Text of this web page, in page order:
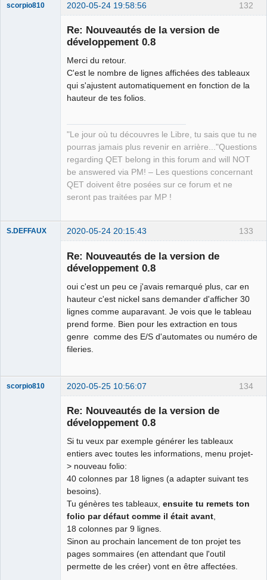
132
scorpio810 2020-05-24 19:58:56
Re: Nouveautés de la version de
développement 0.8
Merci du retour.
C'est le nombre de lignes affichées des tableaux
qui s'ajustent automatiquement en fonction de la
hauteur de tes folios.
"Le jour où tu découvres le Libre, tu sais que tu ne
pourras jamais plus revenir en arrière..."Questions
regarding QET belong in this forum and will NOT
be answered via PM! – Les questions concernant
QET doivent être posées sur ce forum et ne
seront pas traitées par MP !
133
S.DEFFAUX 2020-05-24 20:15:43
Re: Nouveautés de la version de
développement 0.8
oui c'est un peu ce j'avais remarqué plus, car en
hauteur c'est nickel sans demander d'afficher 30
lignes comme auparavant. Je vois que le tableau
prend forme. Bien pour les extraction en tous
genre comme des E/S d'automates ou numéro de
fileries.
134
scorpio810 2020-05-25 10:56:07
Re: Nouveautés de la version de
développement 0.8
Si tu veux par exemple générer les tableaux
entiers avec toutes les informations, menu projet-
> nouveau folio:
40 colonnes par 18 lignes (a adapter suivant tes
besoins).
Tu génères tes tableaux, ensuite tu remets ton
folio par défaut comme il était avant
18 colonnes par 9 lignes.
Sinon au prochain lancement de ton projet tes
pages sommaires (en attendant que l'outil
permette de les créer) vont en être affectées.